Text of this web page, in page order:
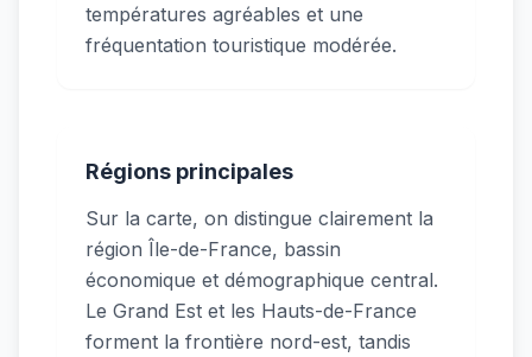
températures agréables et une
fréquentation touristique modérée.
Régions principales
Sur la carte, on distingue clairement la
région Île-de-France, bassin
économique et démographique central.
Le Grand Est et les Hauts-de-France
forment la frontière nord-est, tandis